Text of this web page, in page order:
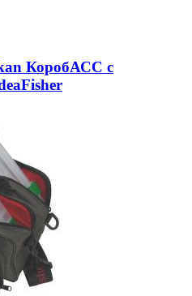
КоробАСС с